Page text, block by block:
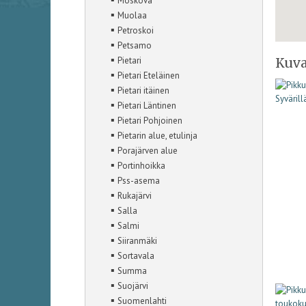
▪ Muolaa
▪ Petroskoi
▪ Petsamo
▪ Pietari
▪ Pietari Eteläinen
▪ Pietari itäinen
▪ Pietari Läntinen
▪ Pietari Pohjoinen
▪ Pietarin alue, etulinja
▪ Porajärven alue
▪ Portinhoikka
▪ Pss-asema
▪ Rukajärvi
▪ Salla
▪ Salmi
▪ Siiranmäki
▪ Sortavala
▪ Summa
▪ Suojärvi
▪ Suomenlahti